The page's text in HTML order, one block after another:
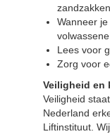
Wanneer
volwassene
Lees voor
Zorg voor
Veiligheid en
Veiligheid
Nederland
Liftinstituut.